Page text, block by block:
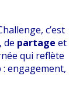
c’est
, de partage et
qui reflète
engagement,